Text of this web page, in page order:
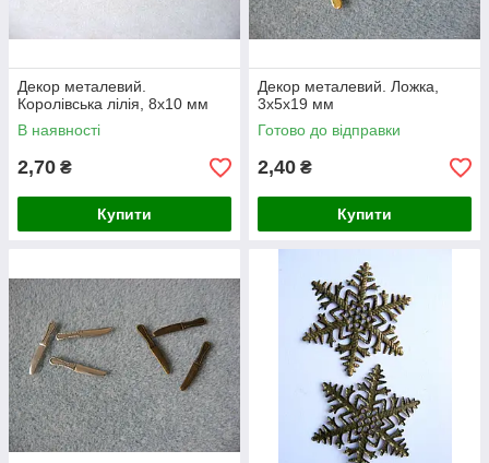
Декор металевий.
Королівська лілія, 8х10 мм
В наявності
2,70 ₴
Купити
Декор металевий. Ложка,
3х5х19 мм
Готово до відправки
2,40 ₴
Купити